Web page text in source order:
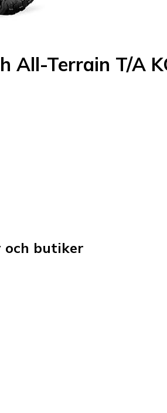
All-Terrain T/A
och butiker